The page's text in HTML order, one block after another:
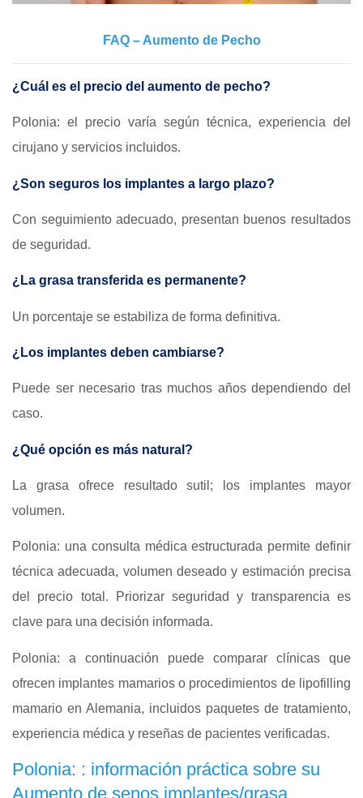
FAQ – Aumento de Pecho
¿Cuál es el precio del aumento de pecho?
Polonia: el precio varía según técnica, experiencia del
cirujano y servicios incluidos.
¿Son seguros los implantes a largo plazo?
Con seguimiento adecuado, presentan buenos resultados
de seguridad.
¿La grasa transferida es permanente?
Un porcentaje se estabiliza de forma definitiva.
¿Los implantes deben cambiarse?
Puede ser necesario tras muchos años dependiendo del
caso.
¿Qué opción es más natural?
La grasa ofrece resultado sutil; los implantes mayor
volumen.
Polonia: una consulta médica estructurada permite definir
técnica adecuada, volumen deseado y estimación precisa
del precio total. Priorizar seguridad y transparencia es
clave para una decisión informada.
Polonia: a continuación puede comparar clínicas que
ofrecen implantes mamarios o procedimientos de lipofilling
mamario en Alemania, incluidos paquetes de tratamiento,
experiencia médica y reseñas de pacientes verificadas.
Polonia: : información práctica sobre su
Aumento de senos implantes/grasa